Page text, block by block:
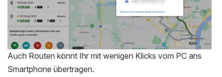
Auch Routen könnt Ihr mit wenigen Klicks vom PC ans
Smartphone übertragen.